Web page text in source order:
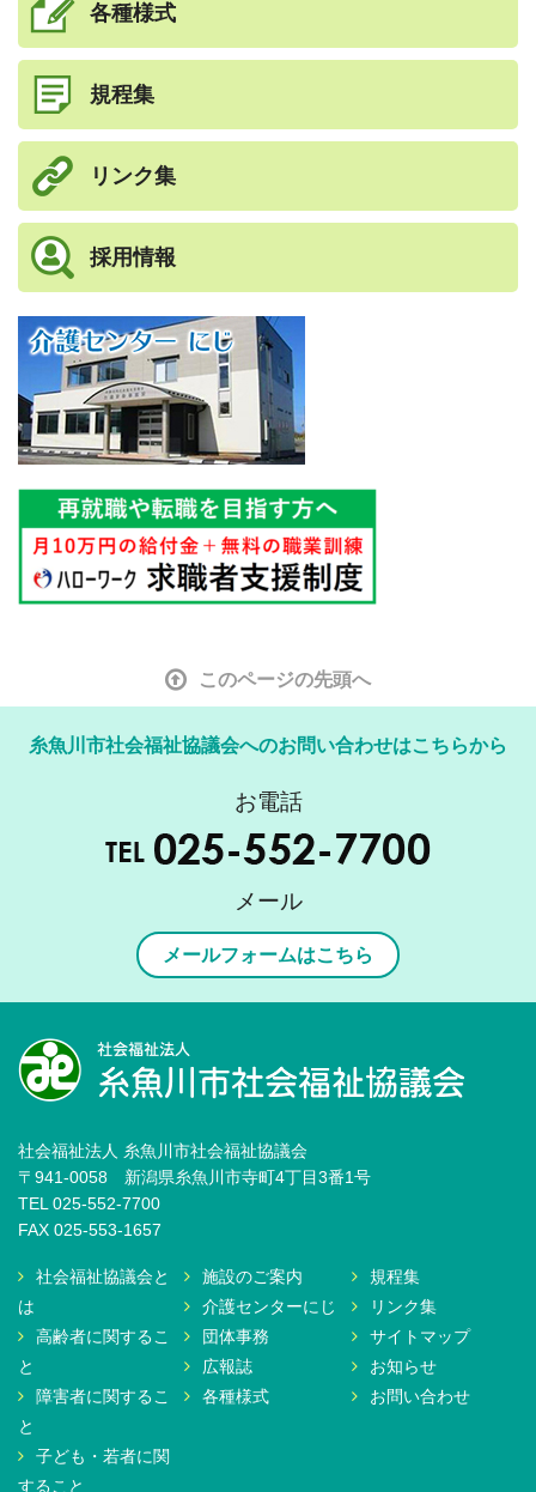
各種様式
規程集
リンク集
採用情報
このページの先頭へ
糸魚川市社会福祉協議会へのお問い合わせはこちらから
お電話
メール
メールフォームはこちら
社会福祉法人 糸魚川市社会福祉協議会
〒941-0058 新潟県糸魚川市寺町4丁目3番1号
TEL 025-552-7700
FAX 025-553-1657
社会福祉協議会と
は
高齢者に関するこ
と
障害者に関するこ
と
子ども・若者に関
すること
施設のご案内
介護センターにじ
団体事務
広報誌
各種様式
規程集
リンク集
サイトマップ
お知らせ
お問い合わせ